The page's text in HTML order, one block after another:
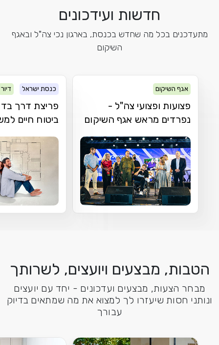
חדשות ועידכונים
מתעדכנים בכל מה שחדש בכנסת, בארגון נכי צה"ל ובאגף
השיקום
אגף השיקום
פצועות ופצועי צה"ל -
נפרדים מראש אגף השיקום
כנסת ישראל דיור
פריצת דרך
ביטוח חיים
הטבות, מבצעים ויועצים, לשרותך
מבחר הצעות, מבצעים ועדכונים - יחד עם יועצים
ונותני חסות שיעזרו לך למצוא את מה שמתאים בדיוק
עבורך